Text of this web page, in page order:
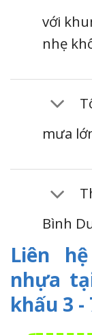
với
nhẹ
mưa
Bình
Liên
nhựa
khấu 3 -